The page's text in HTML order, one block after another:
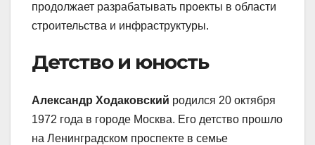
продолжает разрабатывать проекты в области
строительства и инфраструктуры.
Детство и юность
Александр Ходаковский родился 20 октября
1972 года в городе Москва. Его детство прошло
на Ленинградском проспекте в семье